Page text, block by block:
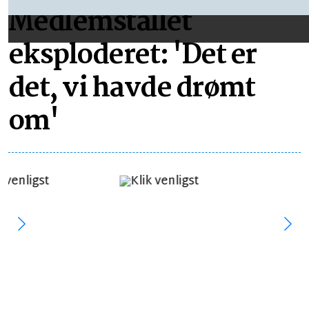
Medlemstallet
eksploderet: 'Det er
det, vi havde drømt
om'